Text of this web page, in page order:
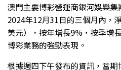
澳門主要博彩營運商銀河娛樂
2024年12月31日的三個月內，
美元），按年增長9%，按季增
博彩業務的強勁表現。
根據週四下午發布的資訊，當